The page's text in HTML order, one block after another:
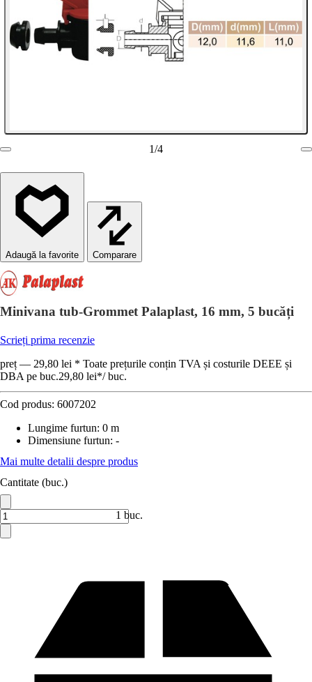
1/4
Comparare
Minivana tub-Grommet Palaplast, 16 mm, 5 bucăți
Scrieți prima recenzie
preț — 29,80 lei * Toate prețurile conțin TVA și costurile DEEE și
DBA pe buc.29,80 lei*/ buc.
Cod produs: 6007202
Lungime furtun: 0 m
Dimensiune furtun: -
Mai multe detalii despre produs
Cantitate (buc.)
1 buc.